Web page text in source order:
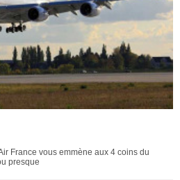
France vous emmène aux 4 coins du
presque